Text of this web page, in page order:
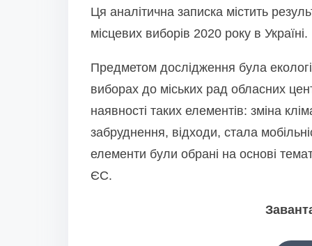
s
p
o
s
t
Ця аналітична записка містить
місцевих виборів 2020 року в Україні.
Предметом дослідження була
виборах до міських рад обласних
наявності таких елементів: зміна
забруднення, відходи, стала
елементи були обрані на основі
ЄС.